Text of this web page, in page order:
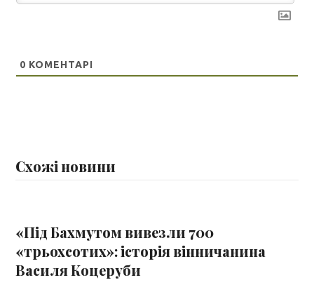
0 КОМЕНТАРІ
Схожі новини
«Під Бахмутом вивезли 700
«трьохсотих»: історія вінничанина
Василя Коцеруби